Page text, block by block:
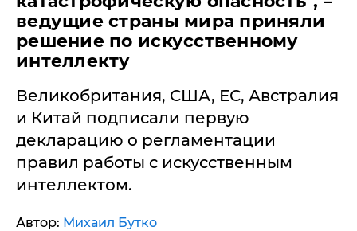
ведущие страны мира приняли
решение по искусственному
интеллекту
Великобритания, США, ЕС, Австралия
и Китай подписали первую
декларацию о регламентации
правил работы с искусственным
интеллектом.
Автор: Михаил Бутко